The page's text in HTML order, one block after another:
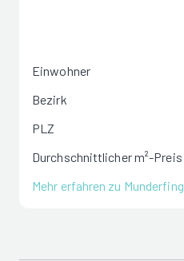
Einwohner
Bezirk
PLZ
Durchschnittlicher m²-Preis
Mehr erfahren zu Munderfing